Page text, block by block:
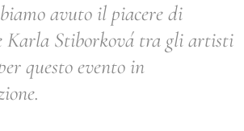
avuto il piacere di
Karla Stiborková tra gli artisti
questo evento in